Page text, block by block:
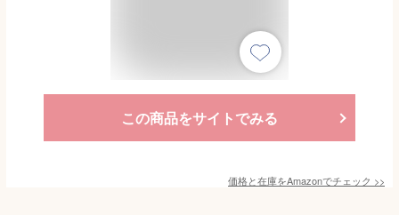
この商品をサイトでみる
価格と在庫をAmazonでチェック >>